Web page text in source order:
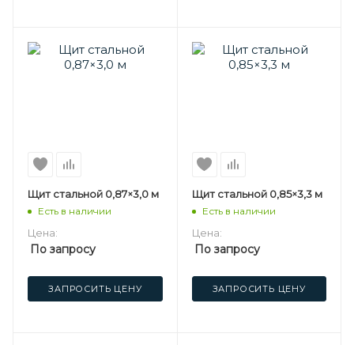
Щит стальной 0,87×3,0 м
Есть в наличии
Цена:
По запросу
ЗАПРОСИТЬ ЦЕНУ
Щит стальной 0,85×3,3 м
Есть в наличии
Цена:
По запросу
ЗАПРОСИТЬ ЦЕНУ